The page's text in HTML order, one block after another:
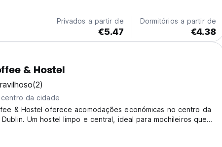
explorar a beleza do Laos. Imagine acordar com...
Privados a partir de
€5.47
Dormitórios a partir de
€4.38
& Hostel
(2)
centro da cidade
& Hostel oferece acomodações económicas no centro da
Um hostel limpo e central, ideal para mochileiros que